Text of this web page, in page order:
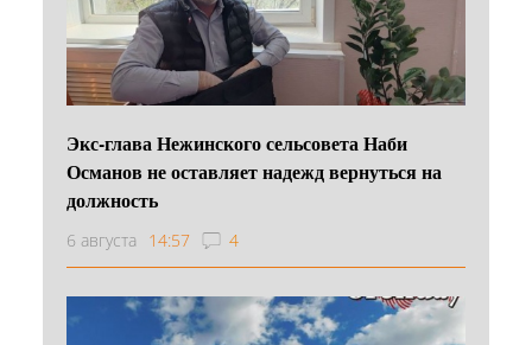
Экс-глава Нежинского сельсовета Наби
Османов не оставляет надежд вернуться на
должность
6 августа 14:57 4